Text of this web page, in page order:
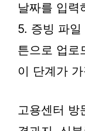
날짜를 입력
5. 증빙 파일
튼으로 업로
이 단계가
고용센터 방